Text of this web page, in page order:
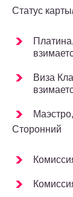
Статус
Виза
Сторонний